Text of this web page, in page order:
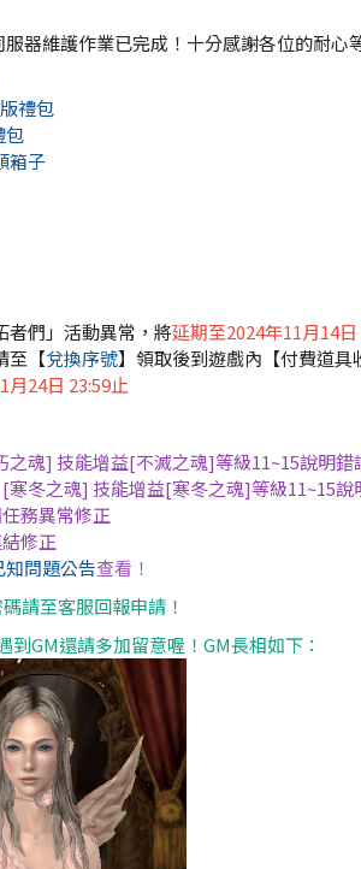
服器維護作業已完成！十分感謝各位的耐心
禮包
包
箱子
們」活動異常，將延期至2024年11月14
至【兌換序號】領取後到遊戲內【付費道具
月24日 23:59止
之魂] 技能增益[不滅之魂]等級11~15說明錯
寒冬之魂] 技能增益[寒冬之魂]等級11~15說
務異常修正
修正
知問題公告查看！
請至客服回報申請！
GM還請多加留意喔！GM長相如下：